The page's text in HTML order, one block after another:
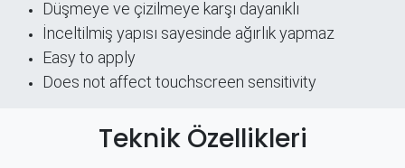
Düşmeye ve çizilmeye karşı dayanıklı
İnceltilmiş yapısı sayesinde ağırlık yapmaz
Easy to apply
Does not affect touchscreen sensitivity
Teknik Özellikleri